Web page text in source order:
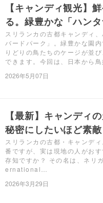
【キャンディ観光】
る。緑豊かな「ハン
スリランカの古都キャンディ
バードパーク」。緑豊かな園
りどりの鳥たちのケージが並
できます。今回は、日本から鳥
2026年5月07日
【最新】キャンディ
秘密にしたいほど素
スリランカの古都・キャンデ
番ですが、実は現地の人がお
存知ですか？ その名は、ネ
ernational…
2026年3月29日